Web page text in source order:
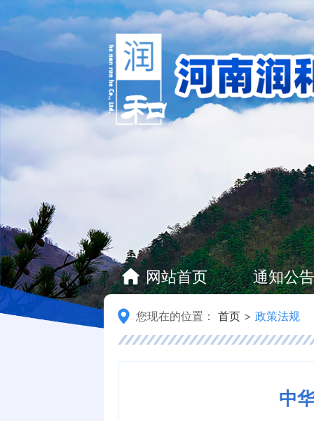
网站首页 通知公告
您现在的位置： 首页 > 政策法规
中